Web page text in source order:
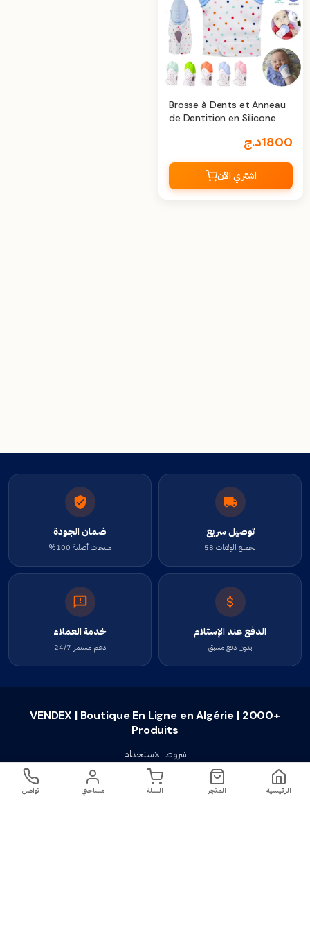
Brosse à Dents et Anneau
de Dentition en Silicone
1800د.ج
اشتري الآن
توصيل سريع
لجميع الولايات 58
ضمان الجودة
منتجات أصلية 100%
الدفع عند الإستلام
بدون دفع مسبق
خدمة العملاء
دعم مستمر 24/7
VENDEX | Boutique En Ligne en Algérie | 2000+
Produits
شروط الاستخدام
سياسة الخصوصية
سياسة الإستبدال والإسترجاع
الرئيسية المتجر السلة مساحتي تواصل